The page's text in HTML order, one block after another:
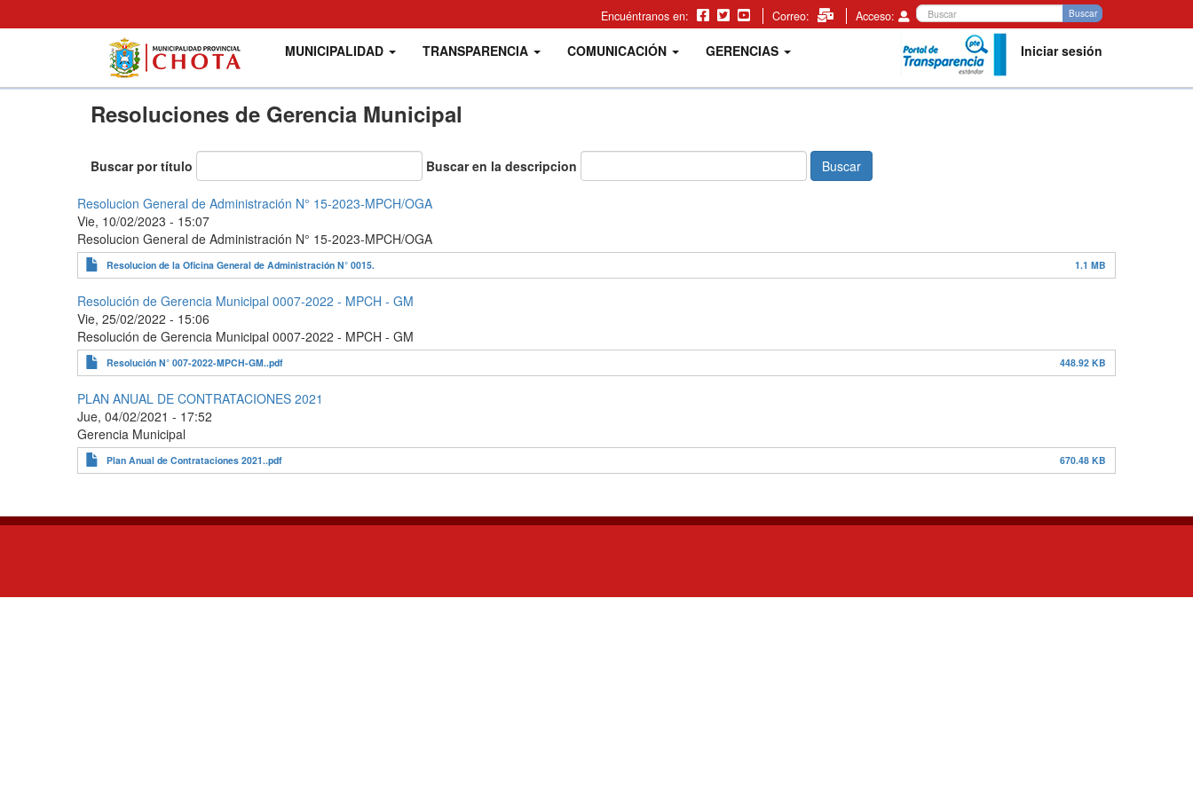
Pasar
Encuéntranos en: Correo: Acceso: Buscar
Buscar
Main
navigation
MUNICIPALIDAD TRANSPARENCIA COMUNICACIÓN GERENCIAS
User
account
menu
Iniciar sesión
Resoluciones de Gerencia Municipal
Buscar por título Buscar en la descripcion Buscar
Resolucion General de Administración N° 15-2023-MPCH/OGA
Vie, 10/02/2023 - 15:07
Resolucion General de Administración N° 15-2023-MPCH/OGA
Resolucion de la Oficina General de Administración N° 0015. 1.1 MB
Resolución de Gerencia Municipal 0007-2022 - MPCH - GM
Vie, 25/02/2022 - 15:06
Resolución de Gerencia Municipal 0007-2022 - MPCH - GM
Resolución N° 007-2022-MPCH-GM..pdf 448.92 KB
PLAN ANUAL DE CONTRATACIONES 2021
Jue, 04/02/2021 - 17:52
Gerencia Municipal
Plan Anual de Contrataciones 2021..pdf 670.48 KB